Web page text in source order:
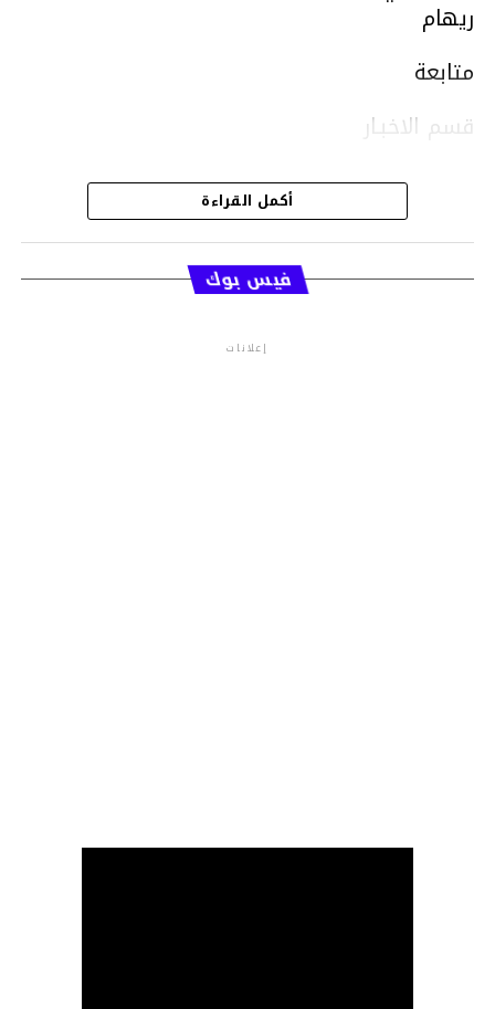
ريهام
متابعة
قسم الاخبـار
أكمل القراءة
فيس بوك
إعلانات